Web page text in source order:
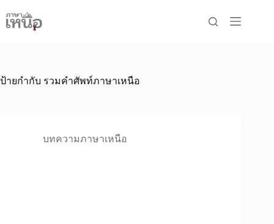
to
content
ป้ายกำกับ รวมคำศัพท์ภาษาเหนือ
บทความภาษาเหนือ